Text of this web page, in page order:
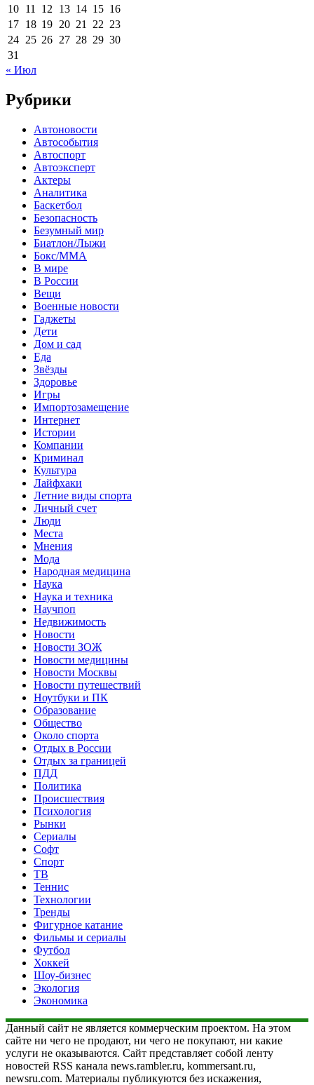
10 11 12 13 14 15 16
17 18 19 20 21 22 23
24 25 26 27 28 29 30
31
« Июл
Рубрики
Автоновости
Автособытия
Автоспорт
Автоэксперт
Актеры
Аналитика
Баскетбол
Безопасность
Безумный мир
Биатлон/Лыжи
Бокс/MMA
В мире
В России
Вещи
Военные новости
Гаджеты
Дети
Дом и сад
Еда
Звёзды
Здоровье
Игры
Импортозамещение
Интернет
Истории
Компании
Криминал
Культура
Лайфхаки
Летние виды спорта
Личный счет
Люди
Места
Мнения
Мода
Народная медицина
Наука
Наука и техника
Научпоп
Недвижимость
Новости
Новости ЗОЖ
Новости медицины
Новости Москвы
Новости путешествий
Ноутбуки и ПК
Образование
Общество
Около спорта
Отдых в России
Отдых за границей
ПДД
Политика
Происшествия
Психология
Рынки
Сериалы
Софт
Спорт
ТВ
Теннис
Технологии
Тренды
Фигурное катание
Фильмы и сериалы
Футбол
Хоккей
Шоу-бизнес
Экология
Экономика
Данный сайт не является коммерческим проектом. На этом
сайте ни чего не продают, ни чего не покупают, ни какие
услуги не оказываются. Сайт представляет собой ленту
новостей RSS канала news.rambler.ru, kommersant.ru,
newsru.com. Материалы публикуются без искажения,